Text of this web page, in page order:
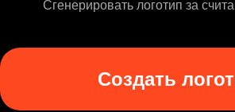
Сгенерировать логотип за
Создать